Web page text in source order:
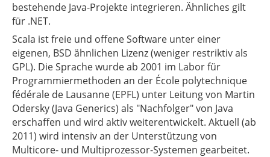
bestehende Java-Projekte integrieren. Ähnliches gilt
für .NET.
Scala ist freie und offene Software unter einer
eigenen, BSD ähnlichen Lizenz (weniger restriktiv als
GPL). Die Sprache wurde ab 2001 im Labor für
Programmiermethoden an der École polytechnique
fédérale de Lausanne (EPFL) unter Leitung von Martin
Odersky (Java Generics) als "Nachfolger" von Java
erschaffen und wird aktiv weiterentwickelt. Aktuell (ab
2011) wird intensiv an der Unterstützung von
Multicore- und Multiprozessor-Systemen gearbeitet.